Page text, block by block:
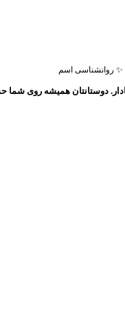
✨ روانشناسی اسم
دوستانتان همیشه روی شما